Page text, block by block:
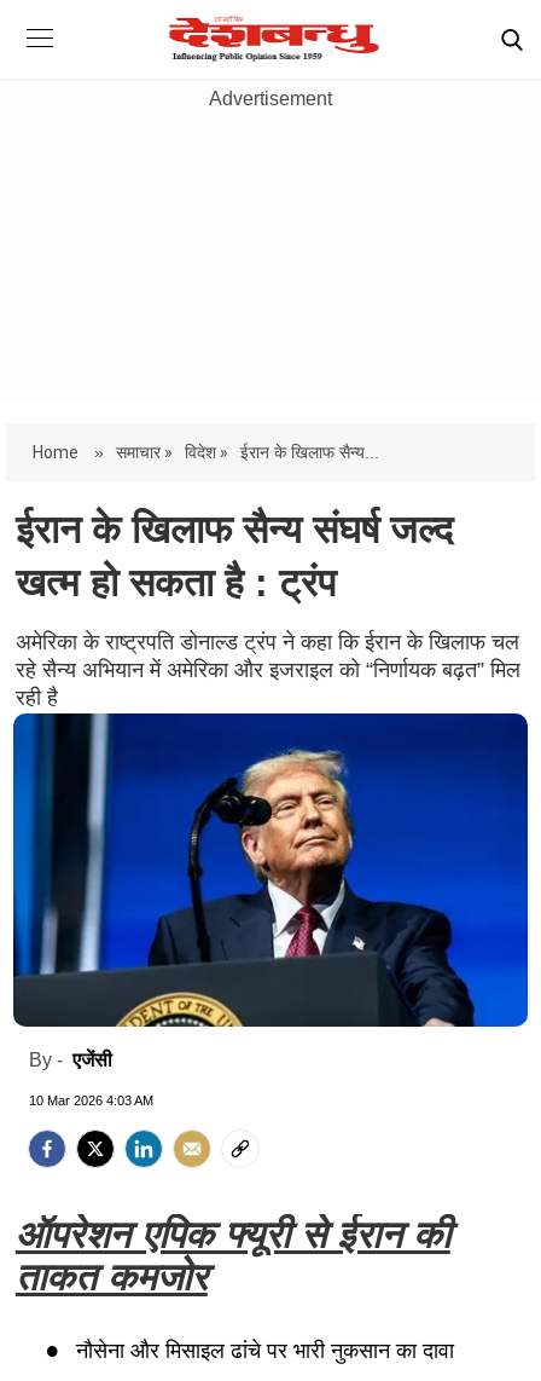
Advertisement
Home » समाचार » विदेश » ईरान के खिलाफ सैन्य...
ईरान के खिलाफ सैन्य संघर्ष जल्द
खत्म हो सकता है : ट्रंप
अमेरिका के राष्ट्रपति डोनाल्ड ट्रंप ने कहा कि ईरान के खिलाफ चल
रहे सैन्य अभियान में अमेरिका और इजराइल को “निर्णायक बढ़त” मिल
रही है
By -एजेंसी
10 Mar 2026 4:03 AM
ऑपरेशन एपिक फ्यूरी से ईरान की
ताकत कमजोर
नौसेना और मिसाइल ढांचे पर भारी नुकसान का दावा